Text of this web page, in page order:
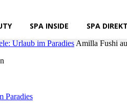
SPA INSIDE SPA DIREKT
Urlaub im Paradies Amilla Fushi
Paradies